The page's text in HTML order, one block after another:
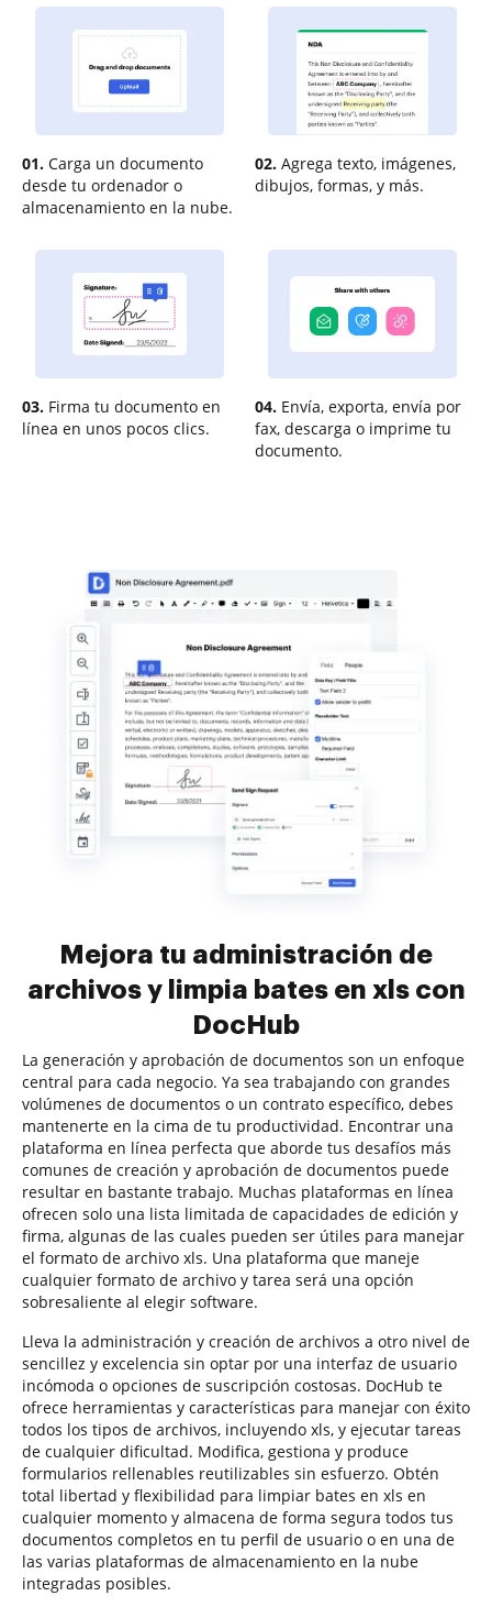
01. Carga un documento
desde tu ordenador o
almacenamiento en la nube.
02. Agrega texto, imágenes,
dibujos, formas, y más.
03. Firma tu documento en
línea en unos pocos clics.
04. Envía, exporta, envía por
fax, descarga o imprime tu
documento.
Mejora tu administración de
archivos y limpia bates en xls con
DocHub
La generación y aprobación de documentos son un enfoque
central para cada negocio. Ya sea trabajando con grandes
volúmenes de documentos o un contrato específico, debes
mantenerte en la cima de tu productividad. Encontrar una
plataforma en línea perfecta que aborde tus desafíos más
comunes de creación y aprobación de documentos puede
resultar en bastante trabajo. Muchas plataformas en línea
ofrecen solo una lista limitada de capacidades de edición y
firma, algunas de las cuales pueden ser útiles para manejar
el formato de archivo xls. Una plataforma que maneje
cualquier formato de archivo y tarea será una opción
sobresaliente al elegir software.
Lleva la administración y creación de archivos a otro nivel de
sencillez y excelencia sin optar por una interfaz de usuario
incómoda o opciones de suscripción costosas. DocHub te
ofrece herramientas y características para manejar con éxito
todos los tipos de archivos, incluyendo xls, y ejecutar tareas
de cualquier dificultad. Modifica, gestiona y produce
formularios rellenables reutilizables sin esfuerzo. Obtén
total libertad y flexibilidad para limpiar bates en xls en
cualquier momento y almacena de forma segura todos tus
documentos completos en tu perfil de usuario o en una de
las varias plataformas de almacenamiento en la nube
integradas posibles.